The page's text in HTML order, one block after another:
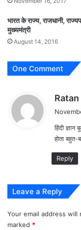
भारत के राज्य, राजधानी,
मुख्यमंत्री
August 14, 2016
One Comment
Ratan
:
हिंदी ज्ञान
होता बहुत-
Reply
Leave a Reply
Your email address will
marked *